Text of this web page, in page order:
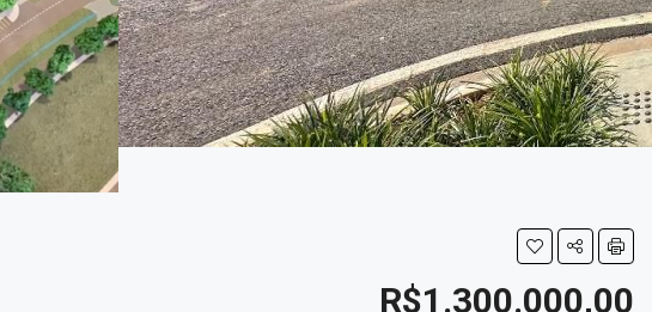
R$1.300.000,00